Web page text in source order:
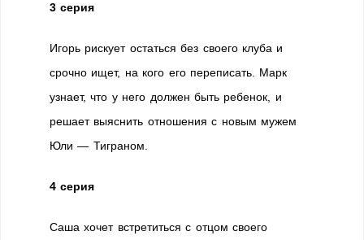
3 серия
Игорь рискует остаться без своего клуба и
срочно ищет, на кого его переписать. Марк
узнает, что у него должен быть ребенок, и
решает выяснить отношения с новым мужем
Юли — Тиграном.
4 серия
Саша хочет встретиться с отцом своего